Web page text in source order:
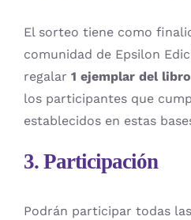
El sorteo tiene como
comunidad de Epsilon
regalar 1 ejemplar del
los participantes que
establecidos en estas
3. Participación
Podrán participar todas